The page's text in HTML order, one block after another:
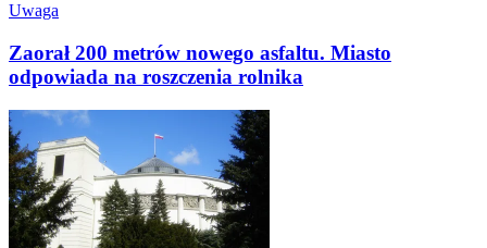
Uwaga
Zaorał 200 metrów nowego asfaltu. Miasto
odpowiada na roszczenia rolnika